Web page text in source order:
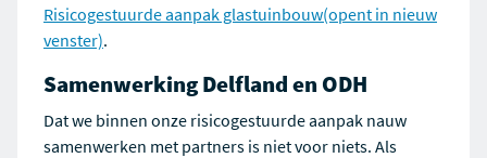
Risicogestuurde aanpak glastuinbouw(opent in nieuw
venster).
Samenwerking Delfland en ODH
Dat we binnen onze risicogestuurde aanpak nauw
samenwerken met partners is niet voor niets. Als